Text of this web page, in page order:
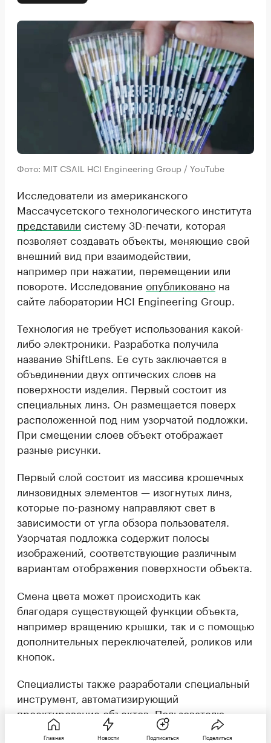
Фото: MIT CSAIL HCI Engineering Group / YouTube
Исследователи из американского
Массачусетского технологического института
представили систему 3D-печати, которая
позволяет создавать объекты, меняющие свой
внешний вид при взаимодействии,
например при нажатии, перемещении или
повороте. Исследование опубликовано на
сайте лаборатории HCI Engineering Group.
Технология не требует использования какой-
либо электроники. Разработка получила
название ShiftLens. Ее суть заключается в
объединении двух оптических слоев на
поверхности изделия. Первый состоит из
специальных линз. Он размещается поверх
расположенной под ним узорчатой подложки.
При смещении слоев объект отображает
разные рисунки.
Первый слой состоит из массива крошечных
линзовидных элементов — изогнутых линз,
которые по-разному направляют свет в
зависимости от угла обзора пользователя.
Узорчатая подложка содержит полосы
изображений, соответствующие различным
вариантам отображения поверхности объекта.
Смена цвета может происходить как
благодаря существующей функции объекта,
например вращению крышки, так и с помощью
дополнительных переключателей, роликов или
кнопок.
Специалисты также разработали специальный
инструмент, автоматизирующий
проектирование объектов. Пользователю
достаточно загрузить макет изделия, а также
Главная Новости Подписаться Поделиться